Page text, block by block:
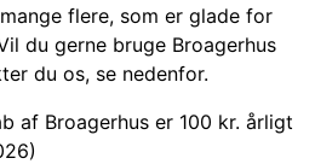
flere, som er glade for
du gerne bruge Broagerhus
du os, se nedenfor.
af Broagerhus er 100 kr. årligt